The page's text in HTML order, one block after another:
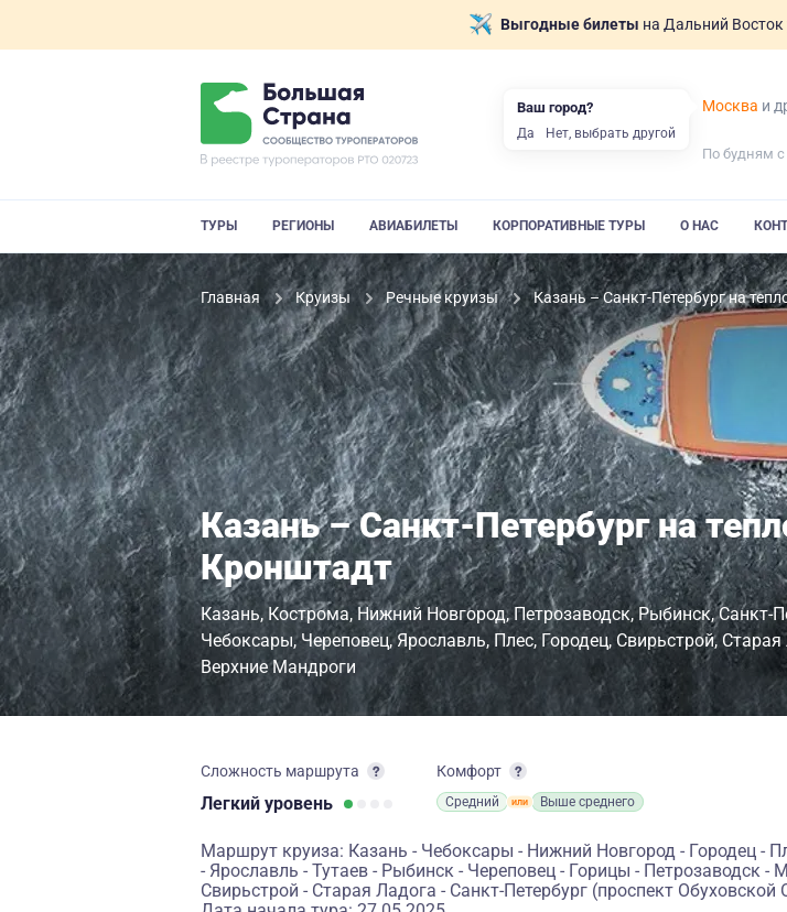
Выгодные билеты на Дальний
Москва и
По будням с
ТУРЫ РЕГИОНЫ АВИАБИЛЕТЫ КОРПОРАТИВНЫЕ ТУРЫ О НАС
Главная Круизы Речные круизы Казань – Санкт-Петербург на
Казань – Санкт-Петербург на
Кронштадт
Казань Кострома Нижний Новгород Петрозаводск Рыбинск Санкт-
Чебоксары Череповец Ярославль Плес Городец Свирьстрой Старая
Верхние Мандроги
Сложность маршрута
Легкий уровень
Комфорт
Средний Выше среднего
Маршрут круиза: Казань - Чебоксары - Нижний Новгород - Городец -
- Ярославль - Тутаев - Рыбинск - Череповец - Горицы - Петрозаводск -
Свирьстрой - Старая Ладога - Санкт-Петербург (проспект
Ваш город?
Да Нет, выбрать другой